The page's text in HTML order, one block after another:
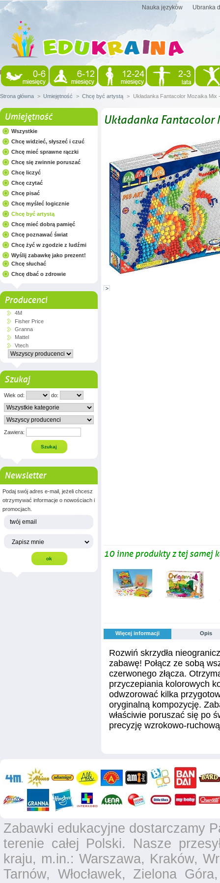
Nauka języków Ubranka
Strona główna > Umiejętność > Chcę być artystą > Układanka Fantacolor Mozaika Mix
Umiejętność
Wszystkie
Chcę widzieć, słyszeć i czuć
Chcę mieć sprawne rączki
Chcę się zwinnie poruszać
Chcę liczyć
Chcę czytać
Chcę pisać
Chcę myśleć logicznie
Chcę być artystą
Chcę mieć dobrą pamięć
Chcę poznawać świat
Chcę żyć w zgodzie z ludźmi
Wyślij zabawkę jako prezent!
Chcę słuchać
Chcę dbać o zdrowie
Producenci
4M
Fisher Price
Granna
Mattel
Vtech
Szukaj
Wiek od: do:
Zawiera:
Newsletter
Podaj swój adres e-mail, jeżeli chcesz
otrzymywać informacje o nowościach i
promocjach.
Układanka
10 inne produkty z tej samej
Więcej informacji Opis
Rozwiń skrzydła
zabawę! Połącz ze sobą
czerwonego złącza.
przyczepiania kolorowych
odwzorować kilka
oryginalną kompozycję.
właściwie poruszać się po
precyzję wzrokowo-
Zabawki edukacyjne dostarczamy
terenie całej Polski. Nasze
kraju, m.in.: Warszawa, Kraków,
Tarnów, Włocławek, Zielona